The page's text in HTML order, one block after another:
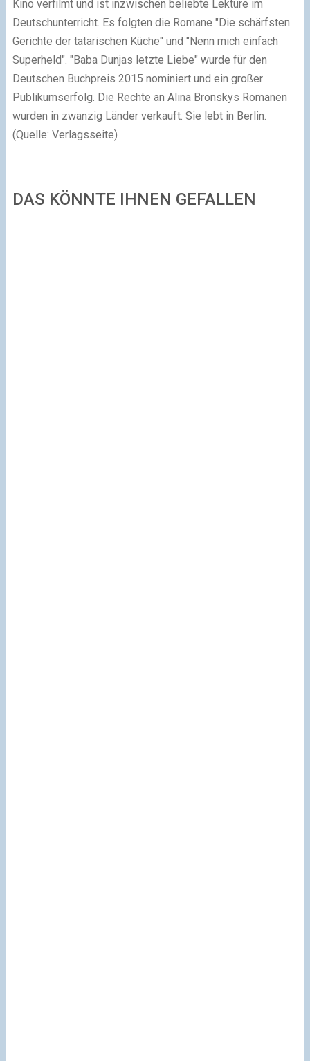
Kino verfilmt und ist inzwischen beliebte Lektüre im
Deutschunterricht. Es folgten die Romane "Die schärfsten
Gerichte der tatarischen Küche" und "Nenn mich einfach
Superheld". "Baba Dunjas letzte Liebe" wurde für den
Deutschen Buchpreis 2015 nominiert und ein großer
Publikumserfolg. Die Rechte an Alina Bronskys Romanen
wurden in zwanzig Länder verkauft. Sie lebt in Berlin.
(Quelle: Verlagsseite)
DAS KÖNNTE IHNEN GEFALLEN